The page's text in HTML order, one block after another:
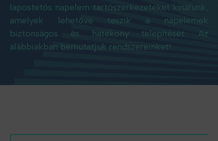
lapostetős napelem tartószerkezeteket kínálunk,
amelyek lehetővé teszik a napelemek
biztonságos és hatékony telepítését. Az
alábbiakban bemutatjuk rendszereinket!